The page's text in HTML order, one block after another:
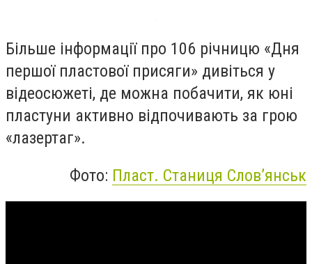
Більше інформації про 106 річницю «Дня
першої пластової присяги» дивіться у
відеосюжеті, де можна побачити, як юні
пластуни активно відпочивають за грою
«лазертаг».
Фото: Пласт. Станиця Словʼянськ